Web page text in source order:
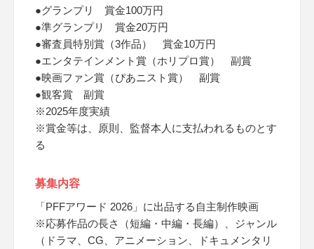
●グランプリ 賞金100万円
●準グランプリ 賞金20万円
●審査員特別賞（3作品） 賞金10万円
●エンタテインメント賞（ホリプロ賞） 副賞
●映画ファン賞（ぴあニスト賞） 副賞
●観客賞 副賞
※2025年度実績
※賞金等は、原則、監督本人に支払われるものとす
る
募集内容
「PFFアワード 2026」に出品する自主制作映画
※応募作品の長さ（短編・中編・長編）、ジャンル
（ドラマ、CG、アニメーション、ドキュメンタリ